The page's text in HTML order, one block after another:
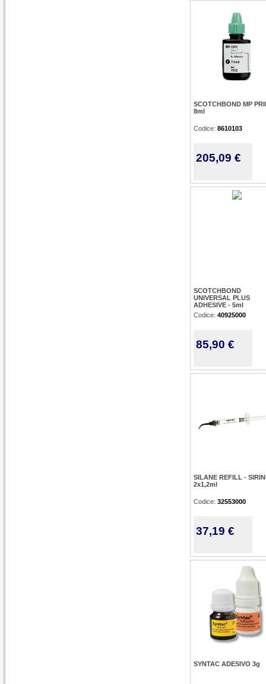
SCOTCHBOND MP
8ml
Codice: 8610103
205,09 €
SCOTCHBOND
UNIVERSAL PLUS
ADHESIVE - 5ml
Codice: 40925000
85,90 €
SILANE REFILL -
2x1,2ml
Codice: 32553000
37,19 €
SYNTAC ADESIVO 3g